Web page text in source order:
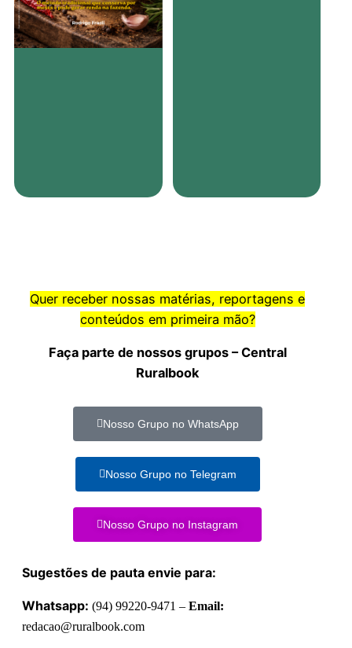
Quer receber nossas matérias, reportagens e
conteúdos em primeira mão?
Faça parte de nossos grupos – Central
Ruralbook
Nosso Grupo no WhatsApp
Nosso Grupo no Telegram
Nosso Grupo no Instagram
Sugestões de pauta envie para:
Whatsapp: (94) 99220-9471 – Email:
redacao@ruralbook.com